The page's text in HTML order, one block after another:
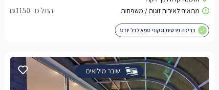
החל מ- ₪1150
בריכה פרטית וגקוזי ספא לכל יורט
שובר מילואים